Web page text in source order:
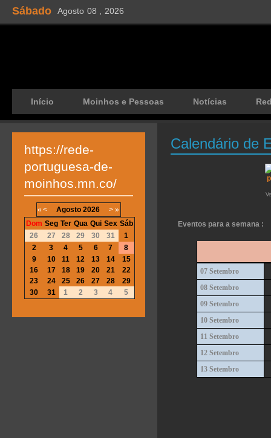
Sábado Agosto 08 , 2026
Início Moinhos e Pessoas Notícias
Calendário de
Eventos para a semana :
07 Setembro
08 Setembro
09 Setembro
10 Setembro
11 Setembro
12 Setembro
13 Setembro
https://rede-
portuguesa-de-
moinhos.mn.co/
« < Agosto 2026 > »
Dom Seg Ter Qua Qui Sex Sáb
26
27 28 29 30 31
1
2
3 4 5 6 7
8
9
10 11 12 13 14
15
16
17 18 19 20 21
22
23
24 25 26 27 28
29
30
31 1 2 3 4 5